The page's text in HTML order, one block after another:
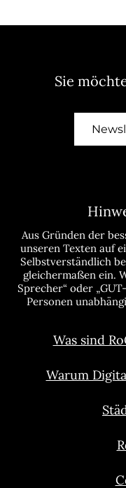
Sie
Aus Gründen der
unseren Texten auf
Selbstverständlich
gleichermaßen ein.
Sprecher“ oder
Personen
Was sind
Warum